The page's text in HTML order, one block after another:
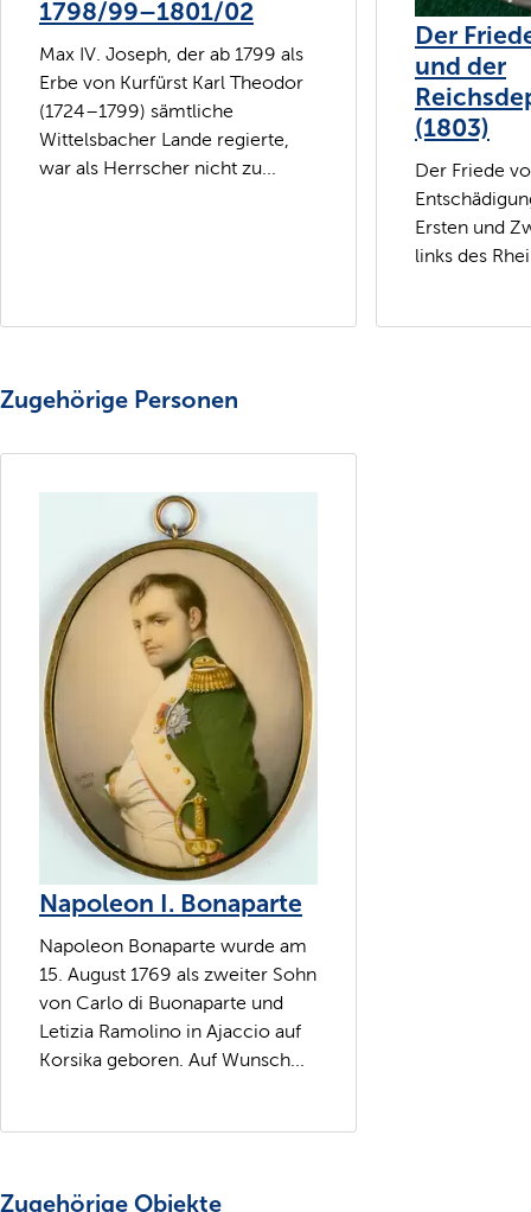
1798/99–1801/02
Max IV. Joseph, der ab 1799 als
Erbe von Kurfürst Karl Theodor
(1724–1799) sämtliche
Wittelsbacher Lande regierte,
war als Herrscher nicht zu...
Der
und der
(1803)
Der Friede
Ersten und
links des
Zugehörige Personen
Napoleon I. Bonaparte
Napoleon Bonaparte wurde am
15. August 1769 als zweiter Sohn
von Carlo di Buonaparte und
Letizia Ramolino in Ajaccio auf
Korsika geboren. Auf Wunsch...
Zugehörige Objekte